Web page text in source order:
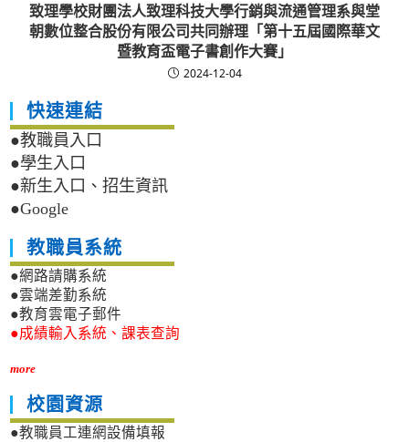
致理學校財團法人致理科技大學行銷與流通管理系與堂
朝數位整合股份有限公司共同辦理「第十五屆國際華文
暨教育盃電子書創作大賽」
2024-12-04
快速連結
●教職員入口
●學生入口
●新生入口、招生資訊
●Google
教職員系統
●網路請購系統
●雲端差勤系統
●教育雲電子郵件
●成績輸入系統、課表查詢
more
校園資源
●教職員工連網設備填報